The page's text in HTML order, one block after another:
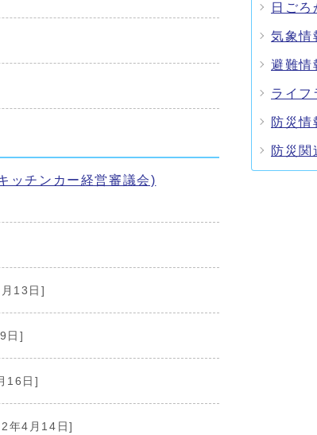
ッチンカー経営審議会)
13日]
日]
16日]
年4月14日]
日ごろ
気象情
避難情
ライフ
防災情
防災関